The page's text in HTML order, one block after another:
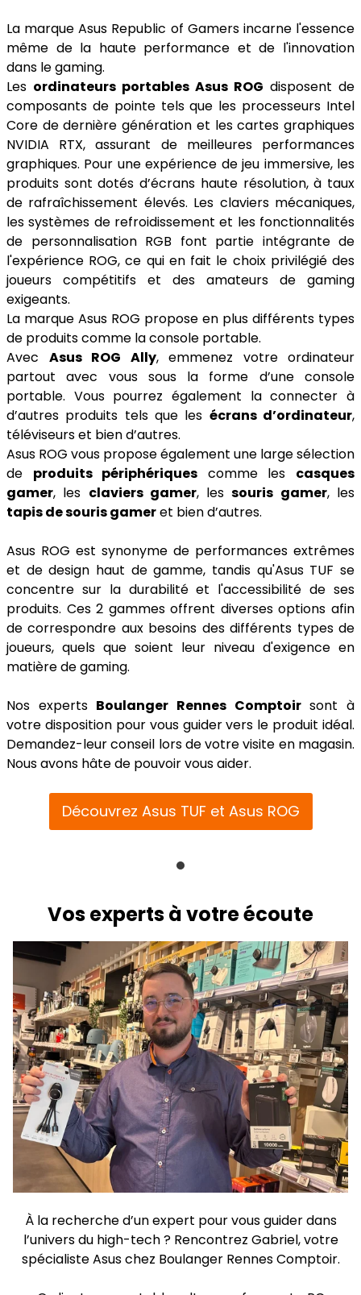
La marque Asus Republic of Gamers incarne l'essence
même de la haute performance et de l'innovation
dans le gaming.
Les ordinateurs portables Asus ROG disposent de
composants de pointe tels que les processeurs Intel
Core de dernière génération et les cartes graphiques
NVIDIA RTX, assurant de meilleures performances
graphiques. Pour une expérience de jeu immersive, les
produits sont dotés d’écrans haute résolution, à taux
de rafraîchissement élevés. Les claviers mécaniques,
les systèmes de refroidissement et les fonctionnalités
de personnalisation RGB font partie intégrante de
l'expérience ROG, ce qui en fait le choix privilégié des
joueurs compétitifs et des amateurs de gaming
exigeants.
La marque Asus ROG propose en plus différents types
de produits comme la console portable.
Avec Asus ROG Ally, emmenez votre ordinateur
partout avec vous sous la forme d’une console
portable. Vous pourrez également la connecter à
d’autres produits tels que les écrans d’ordinateur,
téléviseurs et bien d’autres.
Asus ROG vous propose également une large sélection
de produits périphériques comme les casques
gamer, les claviers gamer, lessouris gamer, les
tapis de souris gameret bien d’autres.
Asus ROG est synonyme de performances extrêmes
et de design haut de gamme, tandis qu'Asus TUF se
concentre sur la durabilité et l'accessibilité de ses
produits. Ces 2 gammes offrent diverses options afin
de correspondre aux besoins des différents types de
joueurs, quels que soient leur niveau d'exigence en
matière de gaming.
Nos experts Boulanger Rennes Comptoirsont à
votre disposition pour vous guider vers le produit idéal.
Demandez-leur conseil lors de votre visite en magasin.
Nous avons hâte de pouvoir vous aider.
Découvrez Asus TUF et Asus ROG
Vos experts à votre écoute
À la recherche d’un expert pour vous guider dans
l’univers du high-tech ? Rencontrez Gabriel, votre
spécialiste Asus chez Boulanger Rennes Comptoir.